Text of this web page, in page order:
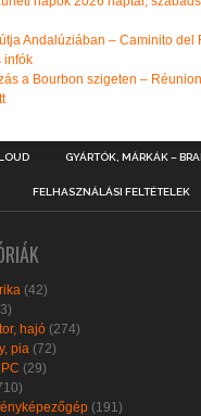
Andalúziában – Caminito del
infók
a Bourbon szigeten –
GYÁRTÓK, MÁRKÁK –
FELHASZNÁLÁSI FELTÉTELEK
(42)
hajó (274)
pia (72)
(29)
(191)